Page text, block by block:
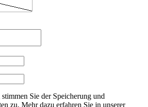
Sie der Speicherung und
zu. Mehr dazu erfahren Sie in unserer